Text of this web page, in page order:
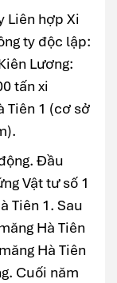
Liên hợp Xi
ty độc lập:
Lương:
tấn xi
Tiên 1 (cơ sở
Đầu
Vật tư số 1
Tiên 1. Sau
Hà Tiên
Hà Tiên
Cuối năm